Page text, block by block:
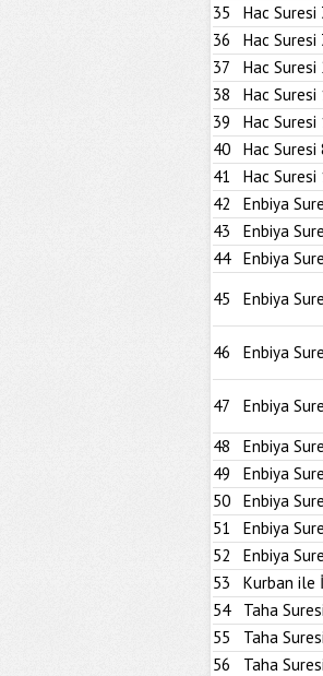
35
Hac Suresi
36
Hac Suresi
37
Hac Suresi
38
Hac Suresi
39
Hac Suresi
40
Hac Suresi
41
Hac Suresi
42
Enbiya
43
Enbiya
44
Enbiya
45
Enbiya
46 Enbiya
47 Enbiya
48
Enbiya
49
Enbiya
50
Enbiya
51
Enbiya
52
Enbiya
53
Kurban ile
54
Taha
55
Taha
56
Taha